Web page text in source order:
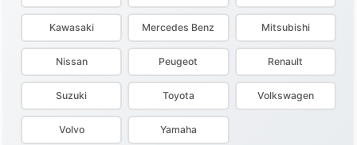
Kawasaki Mercedes Benz Mitsubishi
Nissan Peugeot Renault
Suzuki Toyota Volkswagen
Volvo Yamaha